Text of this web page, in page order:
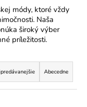
módy, ktoré vždy
Naša
široký výber
príležitosti.
Abecedne